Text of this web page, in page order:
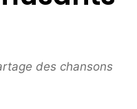
des chansons